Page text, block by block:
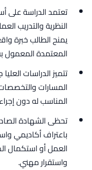
تعتمد الدراسة على
النظرية والتدريب
يمنح الطالب خبرة
المعتمدة المعمول
تتميز الدراسات
المسارات
المناسب له دون
تحظى الشهادة
باعتراف أكاديمي
العمل أو استكمال
واستقرار مهني.